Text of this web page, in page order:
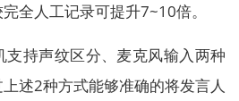
全人工记录可提升7~10倍。
支持声纹区分、麦克风输入两种
述2种方式能够准确的将发言人